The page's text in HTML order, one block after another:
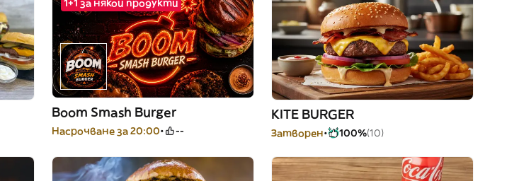
1+1 за някои продукти
Boom Smash Burger
Насрочване за 20:00 --
KITE BURGER
Затворен 100%(10)